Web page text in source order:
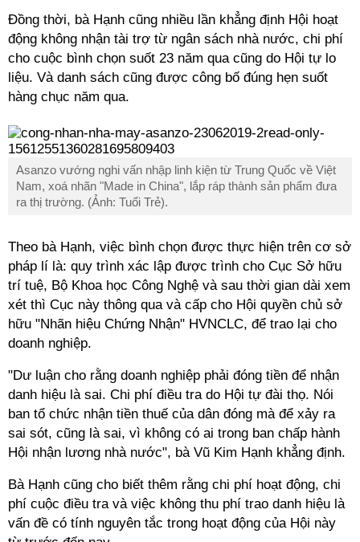
Đồng thời, bà Hạnh cũng nhiều lần khẳng định Hội hoạt
động không nhận tài trợ từ ngân sách nhà nước, chi phí
cho cuộc bình chọn suốt 23 năm qua cũng do Hội tự lo
liệu. Và danh sách cũng được công bố đúng hẹn suốt
hàng chục năm qua.
Asanzo vướng nghi vấn nhập linh kiện từ Trung Quốc về Việt
Nam, xoá nhãn "Made in China", lắp ráp thành sản phẩm đưa
ra thị trường. (Ảnh: Tuổi Trẻ).
Theo bà Hạnh, việc bình chọn được thực hiện trên cơ sở
pháp lí là: quy trình xác lập được trình cho Cục Sở hữu
trí tuệ, Bộ Khoa học Công Nghệ và sau thời gian dài xem
xét thì Cục này thông qua và cấp cho Hội quyền chủ sở
hữu "Nhãn hiệu Chứng Nhận" HVNCLC, để trao lại cho
doanh nghiệp.
"Dư luận cho rằng doanh nghiệp phải đóng tiền để nhận
danh hiệu là sai. Chi phí điều tra do Hội tự đài thọ. Nói
ban tổ chức nhận tiền thuế của dân đóng mà để xảy ra
sai sót, cũng là sai, vì không có ai trong ban chấp hành
Hội nhận lương nhà nước", bà Vũ Kim Hạnh khẳng định.
Bà Hạnh cũng cho biết thêm rằng chi phí hoạt động, chi
phí cuộc điều tra và việc không thu phí trao danh hiệu là
vấn đề có tính nguyên tắc trong hoạt động của Hội này